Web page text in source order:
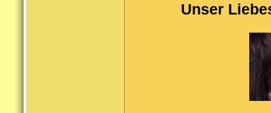
Unser